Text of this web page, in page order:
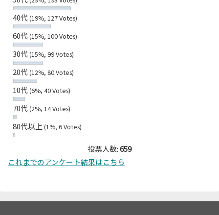
40代(19%, 127 Votes)
60代(15%, 100 Votes)
30代(15%, 99 Votes)
20代(12%, 80 Votes)
10代(6%, 40 Votes)
70代(2%, 14 Votes)
80代以上 (1%, 6 Votes)
投票人数:659
これまでのアンケート結果はこちら